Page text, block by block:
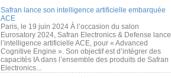
Safran lance son intelligence artificielle embarquée
ACE
Paris, le 19 juin 2024 À l’occasion du salon
Eurosatory 2024, Safran Electronics & Defense lance
l’intelligence artificielle ACE, pour « Advanced
Cognitive Engine ». Son objectif est d’intégrer des
capacités IA dans l’ensemble des produits de Safran
Electronics...